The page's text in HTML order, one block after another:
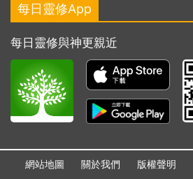
每日靈修App
每日靈修與神更親近
網站地圖 關於我們 版權聲明